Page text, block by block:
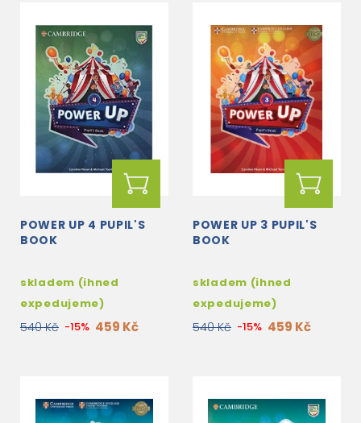
POWER UP 4 PUPIL'S
BOOK
skladem (ihned
expedujeme)
540 Kč -15% 459 Kč
POWER UP 3 PUPIL'S
BOOK
skladem (ihned
expedujeme)
540 Kč -15% 459 Kč